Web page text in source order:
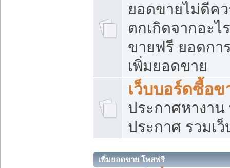
ยอดขายไม่ดีค
ตกเกิดจากอะไ
ขายฟรี ยอดกา
เพิ่มยอดขาย
เว็บบอร์ดซื้อข
ประกาศหางาน
ประกาศ รวมเ
เพิ่มยอดขาย โพสฟรี